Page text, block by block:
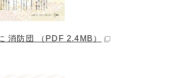
消防団 （PDF 2.4MB）